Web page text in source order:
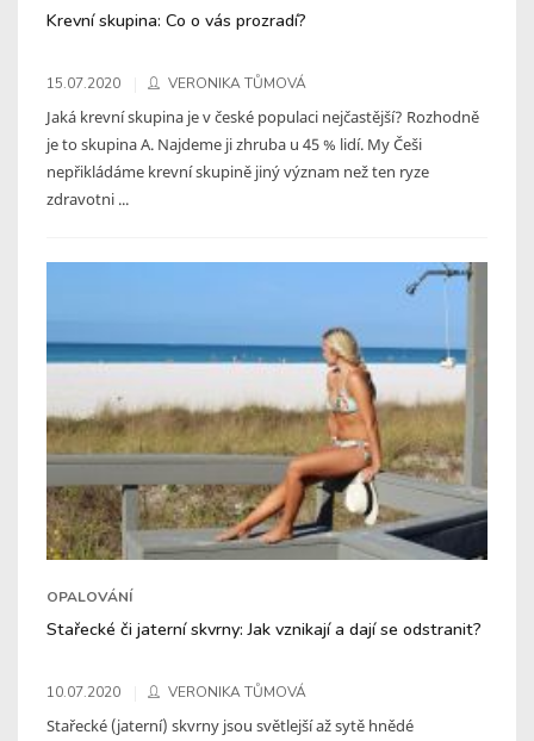
Krevní skupina: Co o vás prozradí?
15.07.2020 VERONIKA TŮMOVÁ
Jaká krevní skupina je v české populaci nejčastější? Rozhodně
je to skupina A. Najdeme ji zhruba u 45 % lidí. My Češi
nepřikládáme krevní skupině jiný význam než ten ryze
zdravotni ...
OPALOVÁNÍ
Stařecké či jaterní skvrny: Jak vznikají a dají se odstranit?
10.07.2020 VERONIKA TŮMOVÁ
Stařecké (jaterní) skvrny jsou světlejší až sytě hnědé